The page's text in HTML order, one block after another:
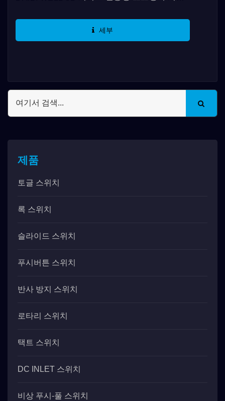
디자인으로 제공됩니다. 골드...
세부
제품
토글 스위치
록 스위치
슬라이드 스위치
푸시버튼 스위치
반사 방지 스위치
로타리 스위치
택트 스위치
DC INLET 스위치
비상 푸시-풀 스위치